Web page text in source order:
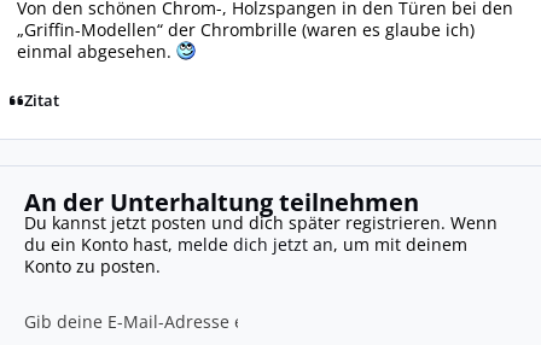
Von den schönen Chrom-, Holzspangen in den Türen bei den
„Griffin-Modellen“ der Chrombrille (waren es glaube ich)
einmal abgesehen.
Zitat
An der Unterhaltung teilnehmen
Du kannst jetzt posten und dich später registrieren. Wenn
du ein Konto hast, melde dich jetzt an, um mit deinem
Konto zu posten.